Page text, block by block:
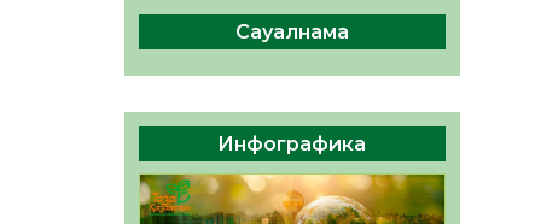
беруге дайын
ӘРБІР ДАУЫС – ҚОҒАМ
ДАМУЫНА ҚОСЫЛҒАН
ҮЛЕС
05.08.2026
41 0
Сауалнама
Инфографика